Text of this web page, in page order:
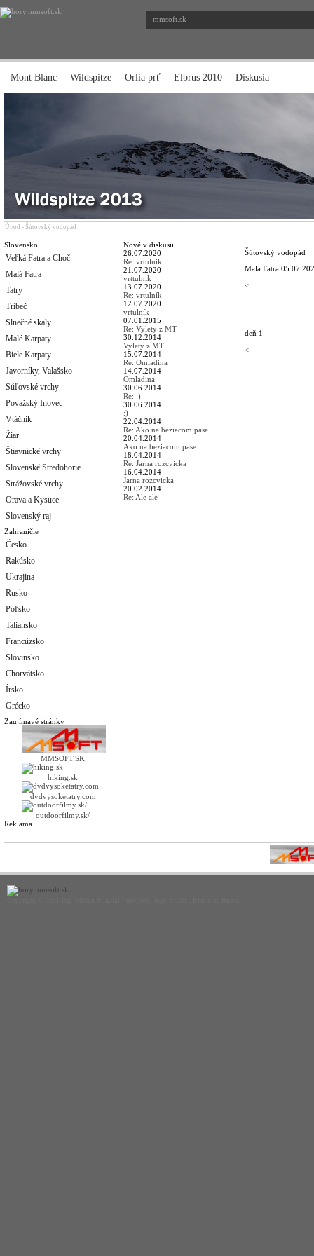
mmsoft.sk
Mont Blanc Wildspitze Orlia prť Elbrus 2010 Diskusia
Úvod - Šútovský vodopád
Slovensko
Veľká Fatra a Choč
Malá Fatra
Tatry
Tríbeč
Slnečné skaly
Malé Karpaty
Biele Karpaty
Javorníky, Valašsko
Súľovské vrchy
Považský Inovec
Vtáčnik
Žiar
Štiavnické vrchy
Slovenské Stredohorie
Strážovské vrchy
Orava a Kysuce
Slovenský raj
Zahraničie
Česko
Rakúsko
Ukrajina
Rusko
Poľsko
Taliansko
Francúzsko
Slovinsko
Chorvátsko
Írsko
Grécko
Zaujímavé stránky
MMSOFT.SK
hiking.sk
dvdvysoketatry.com
outdoorfilmy.sk/
Reklama
Nové v diskusii
26.07.2020
Re: vrtulnik
21.07.2020
vrttulnik
13.07.2020
Re: vrtulník
12.07.2020
vrtulník
07.01.2015
Re: Vylety z MT
30.12.2014
Vylety z MT
15.07.2014
Re: Omladina
14.07.2014
Omladina
30.06.2014
Re: :)
30.06.2014
:)
22.04.2014
Re: Ako na beziacom pase
20.04.2014
Ako na beziacom pase
18.04.2014
Re: Jarna rozcvicka
16.04.2014
Jarna rozcvicka
20.02.2014
Re: Ale ale
Šútovský vodopád
Malá Fatra
<
deň 1
<